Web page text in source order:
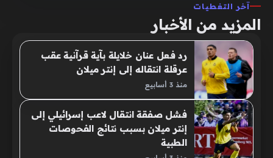
آخر التغطيات
المزيد من الأخبار
رد فعل عنان خلايلة بآية قرآنية عقب
عرقلة انتقاله إلى إنتر ميلان
منذ 3 أسابيع
فشل صفقة انتقال لاعب إسرائيلي إلى
إنتر ميلان بسبب نتائج الفحوصات
الطبية